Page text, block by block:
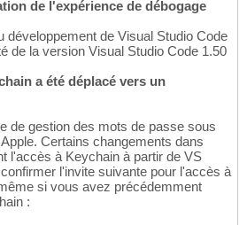
de l'expérience de débogage
développement de Visual Studio Code
de la version Visual Studio Code 1.50
a été déplacé vers un
de gestion des mots de passe sous
Certains changements dans
l'accès à Keychain à partir de VS
l'invite suivante pour l'accès à
si vous avez précédemment
: